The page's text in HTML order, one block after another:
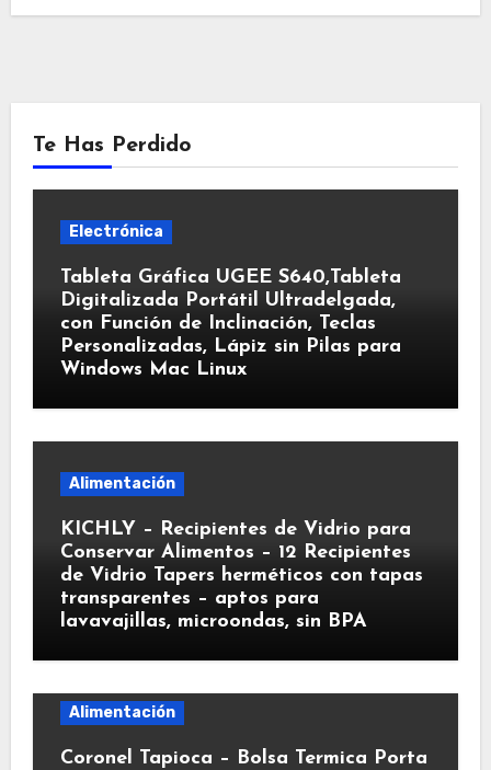
Te Has Perdido
Electrónica
Tableta Gráfica UGEE S640,Tableta
Digitalizada Portátil Ultradelgada,
con Función de Inclinación, Teclas
Personalizadas, Lápiz sin Pilas para
Windows Mac Linux
Alimentación
KICHLY – Recipientes de Vidrio para
Conservar Alimentos – 12 Recipientes
de Vidrio Tapers herméticos con tapas
transparentes – aptos para
lavavajillas, microondas, sin BPA
Alimentación
Coronel Tapioca – Bolsa Termica Porta